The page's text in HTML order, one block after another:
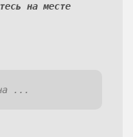
на месте